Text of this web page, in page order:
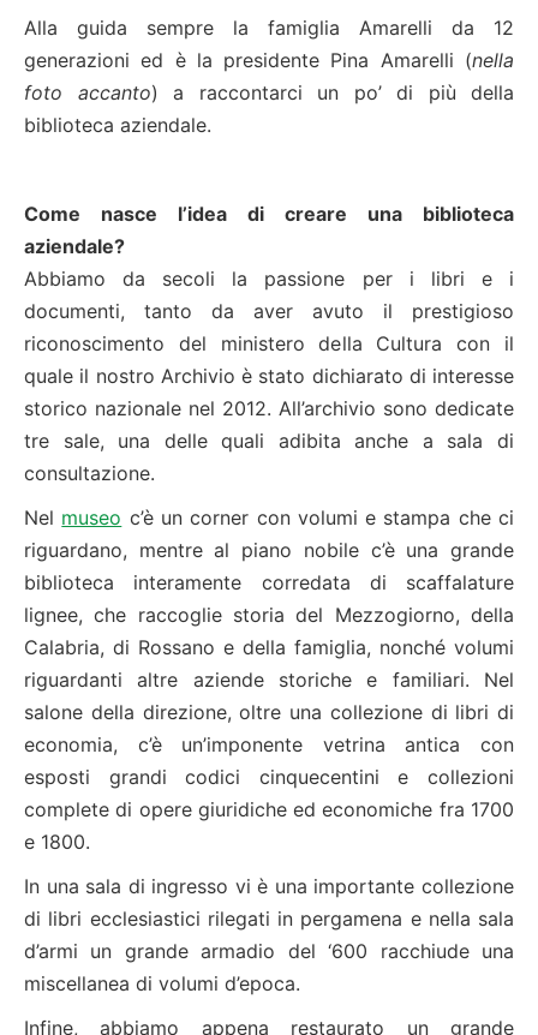
Alla guida sempre la famiglia Amarelli da 12
generazioni ed è la presidente Pina Amarelli (nella
foto accanto) a raccontarci un po’ di più della
biblioteca aziendale.
Come nasce l’idea di creare una biblioteca
aziendale?
Abbiamo da secoli la passione per i libri e i
documenti, tanto da aver avuto il prestigioso
riconoscimento del ministero della Cultura con il
quale il nostro Archivio è stato dichiarato di interesse
storico nazionale nel 2012. All’archivio sono dedicate
tre sale, una delle quali adibita anche a sala di
consultazione.
Nel museo c’è un corner con volumi e stampa che ci
riguardano, mentre al piano nobile c’è una grande
biblioteca interamente corredata di scaffalature
lignee, che raccoglie storia del Mezzogiorno, della
Calabria, di Rossano e della famiglia, nonché volumi
riguardanti altre aziende storiche e familiari. Nel
salone della direzione, oltre una collezione di libri di
economia, c’è un’imponente vetrina antica con
esposti grandi codici cinquecentini e collezioni
complete di opere giuridiche ed economiche fra 1700
e 1800.
In una sala di ingresso vi è una importante collezione
di libri ecclesiastici rilegati in pergamena e nella sala
d’armi un grande armadio del ‘600 racchiude una
miscellanea di volumi d’epoca.
Infine, abbiamo appena restaurato un grande